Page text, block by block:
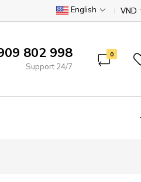
English VND
802 998
Support 24/7
0